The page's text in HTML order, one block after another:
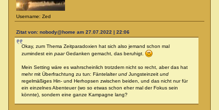
Username: Zed
Zitat von: nobody@home am 27.07.2022 | 22:06
Okay, zum Thema Zeitparadoxien hat sich also jemand schon mal
zumindest ein paarGedanken gemacht, das beruhigt.
Mein Setting wäre es wahrscheinlich trotzdem nicht so recht, aber das hat
mehr mit Überfrachtung zu tun: FäntelalterundJungsteinzeit und
regelmäßiges Hin- und Herhopsen zwischen beiden, und das nicht nur für
ein einzelnes Abenteuer (wo so etwas schon eher mal der Fokus sein
könnte), sondern eine ganze Kampagne lang?